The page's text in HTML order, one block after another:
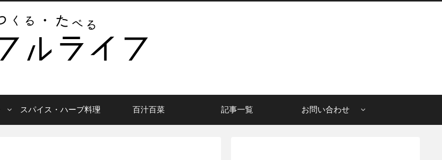
スパイス・ハーブ料理 百汁百菜 記事一覧 お問い合わせ